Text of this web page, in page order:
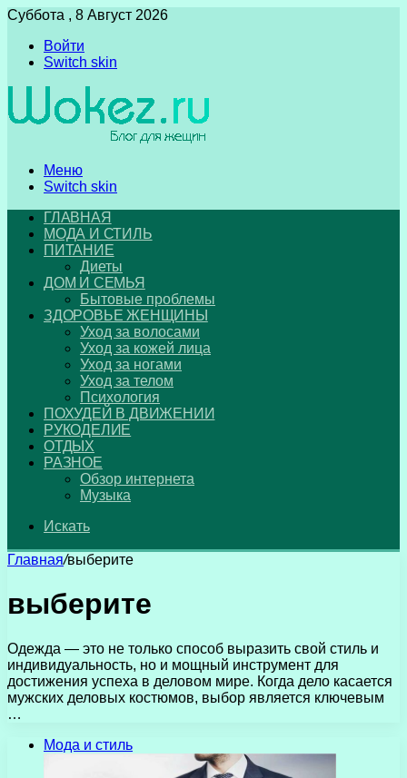
Суббота , 8 Август 2026
Войти
Switch skin
Меню
Switch skin
ГЛАВНАЯ
МОДА И СТИЛЬ
ПИТАНИЕ
Диеты
ДОМ И СЕМЬЯ
Бытовые проблемы
ЗДОРОВЬЕ ЖЕНЩИНЫ
Уход за волосами
Уход за кожей лица
Уход за ногами
Уход за телом
Психология
ПОХУДЕЙ В ДВИЖЕНИИ
РУКОДЕЛИЕ
ОТДЫХ
РАЗНОЕ
Обзор интернета
Музыка
Искать
Главная/выберите
выберите
Одежда — это не только способ выразить свой стиль и
индивидуальность, но и мощный инструмент для
достижения успеха в деловом мире. Когда дело касается
мужских деловых костюмов, выбор является ключевым
…
Мода и стиль